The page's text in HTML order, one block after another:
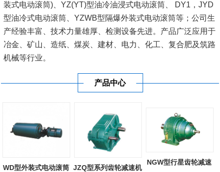
装式电动滚筒)、YZ(YT)型油冷油浸式电动滚筒、 DY1，JYD
型油冷式电动滚筒、YZWB型隔爆外装式电动滚筒等；公司生
产经验丰富、技术力量雄厚、检测设备先进。产品广泛应用于
冶金、矿山、造纸、煤炭、建材、电力、化工、复合肥及筑路
机械等行业。
为本'的经营理念。不断加大科技投...
[查看详情]
产品中心
WD型外装式电动滚筒 JZQ型系列齿轮减速机
NGW型行星齿轮减速